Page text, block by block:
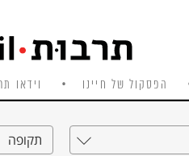
הפסקול של חיינו וידאו
תקופה